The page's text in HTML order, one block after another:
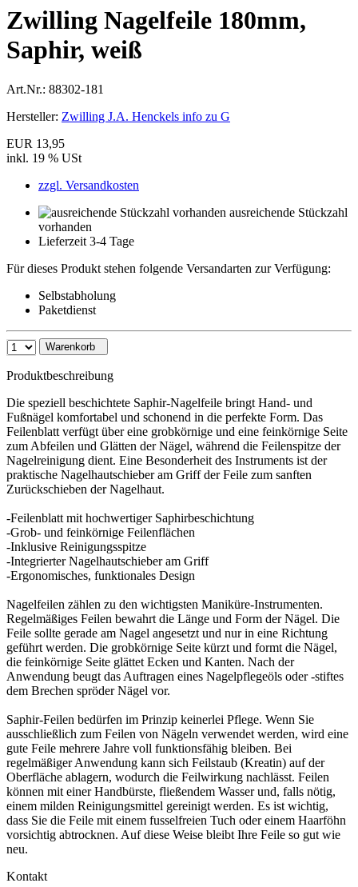
Zwilling Nagelfeile 180mm,
Saphir, weiß
Art.Nr.: 88302-181
Hersteller: Zwilling J.A. Henckels info zu G
EUR 13,95
inkl. 19 % USt
zzgl. Versandkosten
ausreichende Stückzahl
vorhanden
Lieferzeit 3-4 Tage
Für dieses Produkt stehen folgende Versandarten zur Verfügung:
Selbstabholung
Paketdienst
Warenkorb
Produktbeschreibung
Die speziell beschichtete Saphir-Nagelfeile bringt Hand- und
Fußnägel komfortabel und schonend in die perfekte Form. Das
Feilenblatt verfügt über eine grobkörnige und eine feinkörnige Seite
zum Abfeilen und Glätten der Nägel, während die Feilenspitze der
Nagelreinigung dient. Eine Besonderheit des Instruments ist der
praktische Nagelhautschieber am Griff der Feile zum sanften
Zurückschieben der Nagelhaut.
-Feilenblatt mit hochwertiger Saphirbeschichtung
-Grob- und feinkörnige Feilenflächen
-Inklusive Reinigungsspitze
-Integrierter Nagelhautschieber am Griff
-Ergonomisches, funktionales Design
Nagelfeilen zählen zu den wichtigsten Maniküre-Instrumenten.
Regelmäßiges Feilen bewahrt die Länge und Form der Nägel. Die
Feile sollte gerade am Nagel angesetzt und nur in eine Richtung
geführt werden. Die grobkörnige Seite kürzt und formt die Nägel,
die feinkörnige Seite glättet Ecken und Kanten. Nach der
Anwendung beugt das Auftragen eines Nagelpflegeöls oder -stiftes
dem Brechen spröder Nägel vor.
Saphir-Feilen bedürfen im Prinzip keinerlei Pflege. Wenn Sie
ausschließlich zum Feilen von Nägeln verwendet werden, wird eine
gute Feile mehrere Jahre voll funktionsfähig bleiben. Bei
regelmäßiger Anwendung kann sich Feilstaub (Kreatin) auf der
Oberfläche ablagern, wodurch die Feilwirkung nachlässt. Feilen
können mit einer Handbürste, fließendem Wasser und, falls nötig,
einem milden Reinigungsmittel gereinigt werden. Es ist wichtig,
dass Sie die Feile mit einem fusselfreien Tuch oder einem Haarföhn
vorsichtig abtrocknen. Auf diese Weise bleibt Ihre Feile so gut wie
neu.
Kontakt